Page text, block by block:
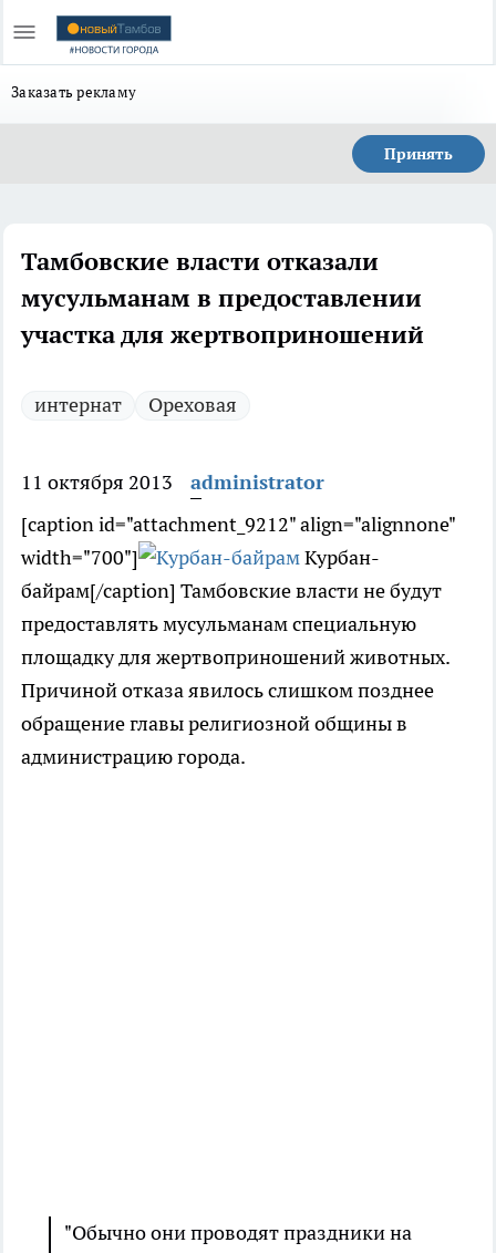
Заказать рекламу
Принять
Тамбовские власти отказали
мусульманам в предоставлении
участка для жертвоприношений
интернат Ореховая
11 октября 2013
administrator
[caption id="attachment_9212" align="alignnone"
width="700"]
Курбан-
байрам[/caption] Тамбовские власти не будут
предоставлять мусульманам специальную
площадку для жертвоприношений животных.
Причиной отказа явилось слишком позднее
обращение главы религиозной общины в
администрацию города.
"Обычно они проводят праздники на